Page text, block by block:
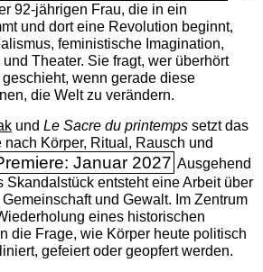
92-jährigen Frau, die in ein
und dort eine Revolution beginnt,
feministische Imagination,
Theater. Sie fragt, wer überhört
wenn gerade diese
die Welt zu verändern.
und Le Sacre du printempssetzt das
nach Körper, Ritual, Rausch und
Januar 2027 Ausgehend
Skandalstück entsteht eine Arbeit über
und Gewalt. Im Zentrum
eines historischen
die Frage, wie Körper heute politisch
gefeiert oder geopfert werden.